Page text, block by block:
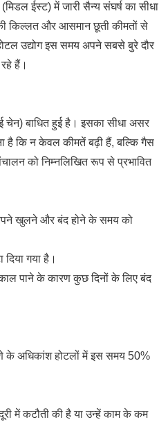
ईस्ट) में जारी सैन्य संघर्ष का सीधा
किल्लत और आसमान छूती कीमतों से
उद्योग इस समय अपने सबसे बुरे दौर
हैं।
चेन) बाधित हुई है। इसका सीधा असर
है कि न केवल कीमतें बढ़ी हैं, बल्कि गैस
को निम्नलिखित रूप से प्रभावित
खुलने और बंद होने के समय को
गया है।
पाने के कारण कुछ दिनों के लिए बंद
के अधिकांश होटलों में इस समय 50%
में कटौती की है या उन्हें काम के कम